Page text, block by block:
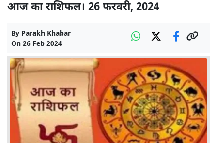
आज का राशिफल। 26 फरवरी, 2024
By Parakh Khabar
On 26 Feb 2024